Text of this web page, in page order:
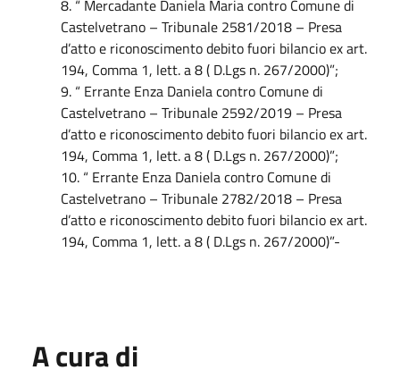
8. “ Mercadante Daniela Maria contro Comune di
Castelvetrano – Tribunale 2581/2018 – Presa
d’atto e riconoscimento debito fuori bilancio ex art.
194, Comma 1, lett. a 8 ( D.Lgs n. 267/2000)”;
9. “ Errante Enza Daniela contro Comune di
Castelvetrano – Tribunale 2592/2019 – Presa
d’atto e riconoscimento debito fuori bilancio ex art.
194, Comma 1, lett. a 8 ( D.Lgs n. 267/2000)”;
10. “ Errante Enza Daniela contro Comune di
Castelvetrano – Tribunale 2782/2018 – Presa
d’atto e riconoscimento debito fuori bilancio ex art.
194, Comma 1, lett. a 8 ( D.Lgs n. 267/2000)”-
A cura di